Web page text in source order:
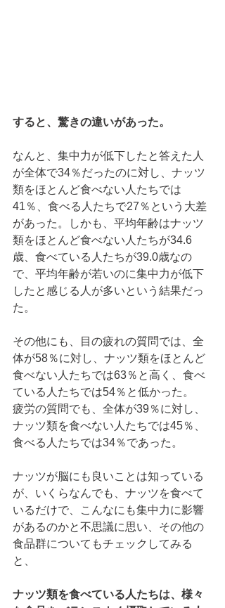
すると、驚きの違いがあった。
なんと、集中力が低下したと答えた人
が全体で34％だったのに対し、ナッツ
類をほとんど食べない人たちでは
41％、食べる人たちで27％という大差
があった。しかも、平均年齢はナッツ
類をほとんど食べない人たちが34.6
歳、食べている人たちが39.0歳なの
で、平均年齢が若いのに集中力が低下
したと感じる人が多いという結果だっ
た。
その他にも、目の疲れの質問では、全
体が58％に対し、ナッツ類をほとんど
食べない人たちでは63％と高く、食べ
ている人たちでは54％と低かった。
疲労の質問でも、全体が39％に対し、
ナッツ類を食べない人たちでは45％、
食べる人たちでは34％であった。
ナッツが脳にも良いことは知っている
が、いくらなんでも、ナッツを食べて
いるだけで、こんなにも集中力に影響
があるのかと不思議に思い、その他の
食品群についてもチェックしてみる
と、
ナッツ類を食べている人たちは、様々